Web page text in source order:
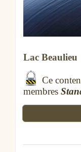
Lac Beaulieu
Ce
membres